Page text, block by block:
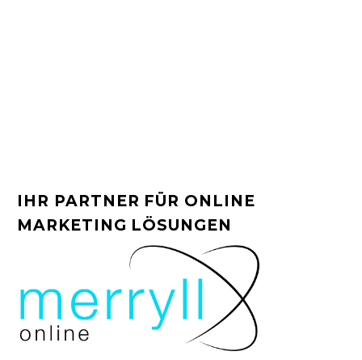
IHR PARTNER FÜR ONLINE
MARKETING LÖSUNGEN